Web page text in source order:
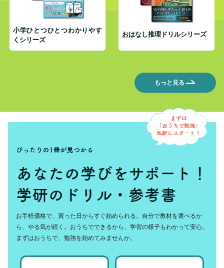
小学ひとつひとつわかりやす
くシリーズ
おはなし推理ドリルシリーズ
もっと見る
お手軽価格で、買った日からすぐ始められる。自分で教材を選べるか
ら、やる気が続く。おうちでできるから、学習の様子もわかって安心。
まずはおうちで、勉強を始めてみませんか。